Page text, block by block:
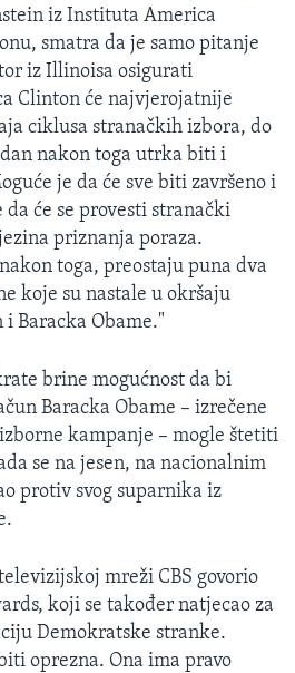
iz Instituta America
smatra da je samo pitanje
iz Illinoisa osigurati
Clinton će najvjerojatnije
ciklusa stranačkih izbora, do
nakon toga utrka biti i
je da će sve biti završeno i
će se provesti stranački
priznanja poraza.
toga, preostaju puna dva
koje su nastale u okršaju
Baracka Obame."
brine mogućnost da bi
Baracka Obame – izrečene
kampanje – mogle štetiti
se na jesen, na nacionalnim
protiv svog suparnika iz
mreži CBS govorio
koji se također natjecao za
Demokratske stranke.
oprezna. Ona ima pravo